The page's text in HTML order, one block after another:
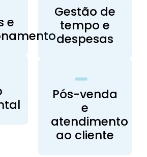
e
Gestão de
tempo e
despesas
Pós-venda
e
atendimento
ao cliente